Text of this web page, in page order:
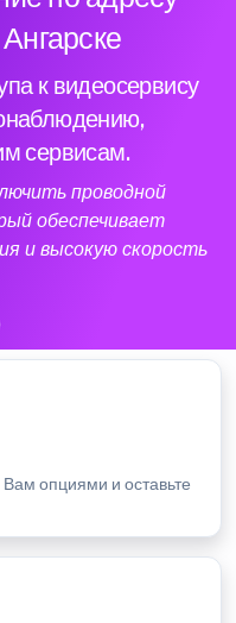
к видеосервису
сервисам.
проводной
обеспечивает
и высокую скорость
опциями и оставьте